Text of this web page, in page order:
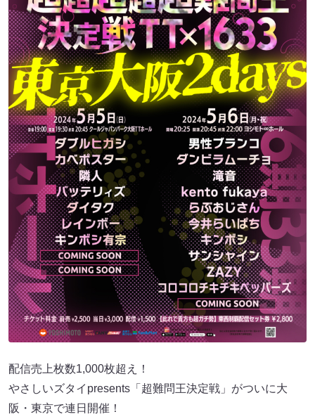
配信売上枚数1,000枚超え！
やさしいズタイpresents「超難問王決定戦」がついに大
阪・東京で連日開催！